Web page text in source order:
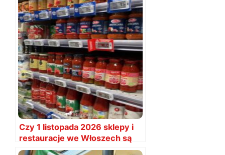
Czy 1 listopada 2026 sklepy i
restauracje we Włoszech są
otwarte?